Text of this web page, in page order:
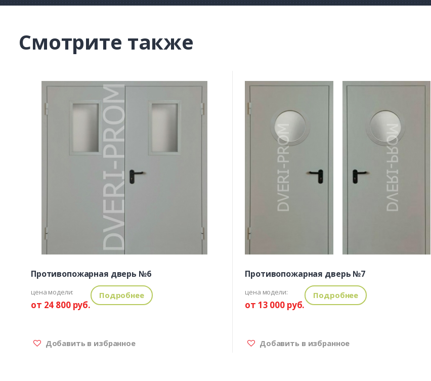
Смотрите также
Противопожарная дверь №6
цена модели:
от 24 800 руб.
Подробнее
Добавить в избранное
Противопожарная дверь №7
цена модели:
от 13 000 руб.
Подробнее
Добавить в избранное